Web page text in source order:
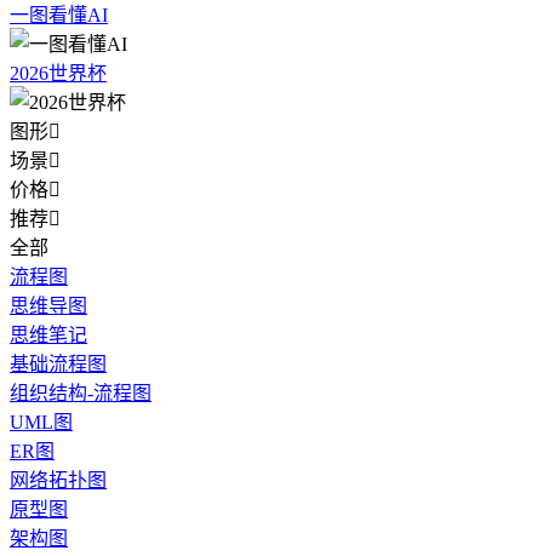
一图看懂AI
2026世界杯
图形
场景
价格
推荐
全部
流程图
思维导图
思维笔记
基础流程图
组织结构-流程图
UML图
ER图
网络拓扑图
原型图
架构图